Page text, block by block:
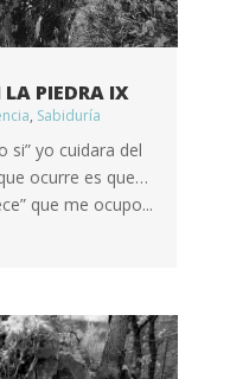
PIEDRA IX
, Sabiduría
si” yo cuidara del
ocurre es que…
que me ocupo...